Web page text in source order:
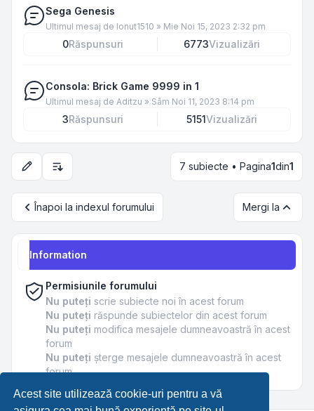
Acest site utilizează cookie-uri pentru a vă
Sega Genesis
Ultimul mesaj de Ionut1510 » Mie Noi 15, 2023 2:32 pm
0Răspunsuri 6773Vizualizări
Consola: Brick Game 9999 in 1
Ultimul mesaj de Aditzu » Sâm Noi 11, 2023 8:14 pm
3Răspunsuri 5151Vizualizări
Opțiuni de sortare și afișare 7 subiecte • Pagina1din1
Înapoi la indexul forumului Mergi la
Information
Permisiunile forumului
Nu puteţi scrie subiecte noi în acest forum
Nu puteţi răspunde subiectelor din acest forum
Nu puteţi modifica mesajele dumneavoastră în acest
forum
Nu puteţi şterge mesajele dumneavoastră în acest
forum